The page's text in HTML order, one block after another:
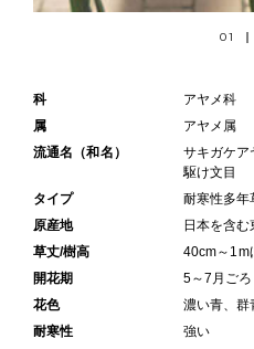
01
科
アヤメ科
属
アヤメ属
流通名（和名）
サキガケア
駆け文目
タイプ
耐寒性多年
原産地
日本を含
草丈/樹高
40cm～1m
開花期
5～7月ごろ
花色
濃い青、群
耐寒性
強い